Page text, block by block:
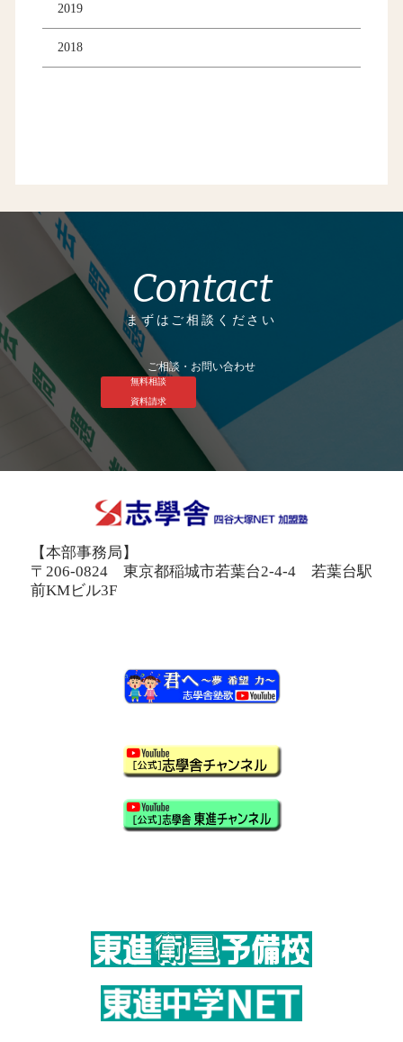
2019
2018
Contact
まずはご相談ください
ご相談・お問い合わせ
無料相談
資料請求
【本部事務局】
〒206-0824 東京都稲城市若葉台2-4-4 若葉台駅
前KMビル3F